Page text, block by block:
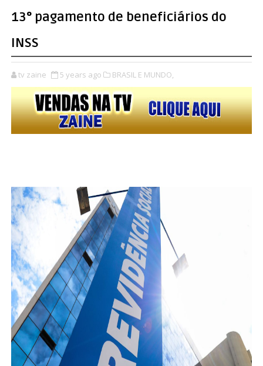
13° pagamento de beneficiários do
INSS
tv zaine 5 years ago BRASIL E MUNDO,